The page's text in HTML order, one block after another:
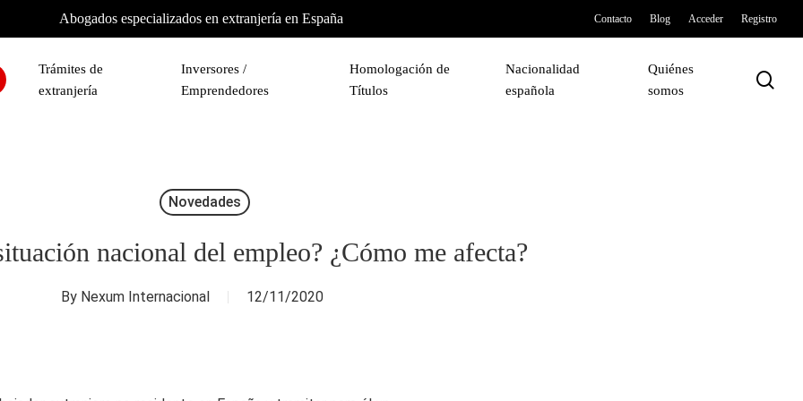
Abogados especializados en extranjería en España Contacto Blog Acceder Registro
Trámites de
extranjería
Inversores /
Emprendedores
Homologación de
Títulos
Nacionalidad
española
Quiénes
somos
Novedades
nacional del empleo? ¿Cómo me afecta?
By Nexum Internacional 12/11/2020